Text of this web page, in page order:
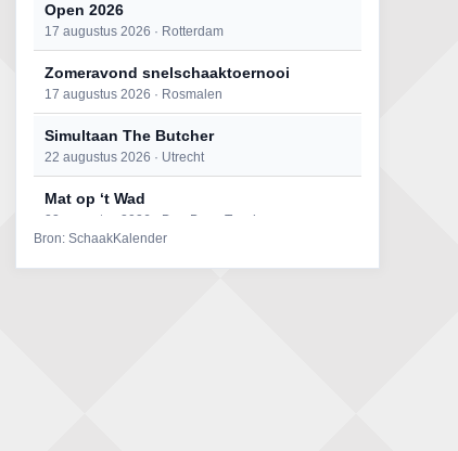
Open 2026
17 augustus 2026 · Rotterdam
Zomeravond snelschaaktoernooi
17 augustus 2026 · Rosmalen
Simultaan The Butcher
22 augustus 2026 · Utrecht
Mat op ‘t Wad
22 augustus 2026 · Den Burg, Texel
Bron: SchaakKalender